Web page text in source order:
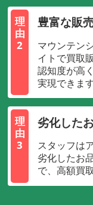
理
由
2
豊富な販
マウンテン
イトで買取
認知度が高
実現できます
理
由
3
劣化した
スタッフは
劣化したお
で、高額買